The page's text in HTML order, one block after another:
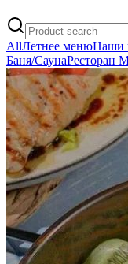
AllЛетнее менюНаши
Баня/СаунаРесторан